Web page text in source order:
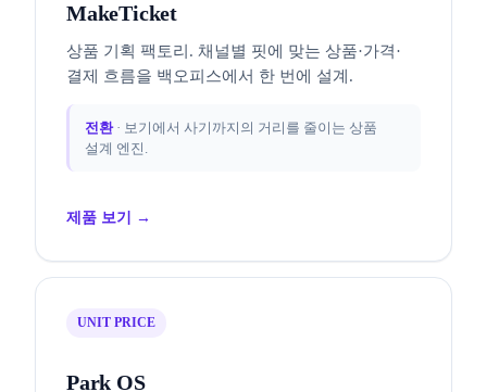
MakeTicket
상품 기획 팩토리. 채널별 핏에 맞는 상품·가격·
결제 흐름을 백오피스에서 한 번에 설계.
전환· 보기에서 사기까지의 거리를 줄이는 상품
설계 엔진.
제품 보기 →
UNIT PRICE
Park OS